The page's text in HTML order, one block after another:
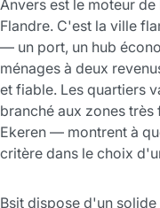
Anvers est le moteur
Flandre. C'est la ville
— un port, un hub
ménages à deux
et fiable. Les quartiers
branché aux zones très
Ekeren — montrent à
critère dans le choix
Bsit dispose d'un